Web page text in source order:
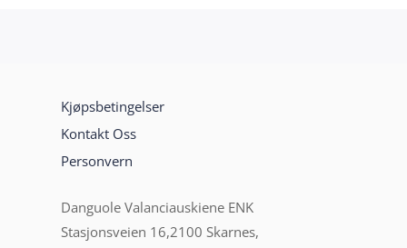
Kjøpsbetingelser
Kontakt Oss
Personvern
Danguole Valanciauskiene ENK
Stasjonsveien 16,2100 Skarnes,